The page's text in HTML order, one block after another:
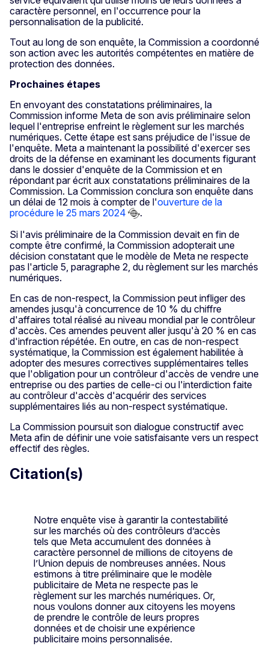
caractère personnel, en l'occurrence pour la
personnalisation de la publicité.
Tout au long de son enquête, la Commission a coordonné
son action avec les autorités compétentes en matière de
protection des données.
Prochaines étapes
En envoyant des constatations préliminaires, la
Commission informe Meta de son avis préliminaire selon
lequel l'entreprise enfreint le règlement sur les marchés
numériques. Cette étape est sans préjudice de l'issue de
l'enquête. Meta a maintenant la possibilité d'exercer ses
droits de la défense en examinant les documents figurant
dans le dossier d'enquête de la Commission et en
répondant par écrit aux constatations préliminaires de la
Commission. La Commission conclura son enquête dans
un délai de 12 mois à compter de l'ouverture de la
procédure le 25 mars 2024
.
Si l'avis préliminaire de la Commission devait en fin de
compte être confirmé, la Commission adopterait une
décision constatant que le modèle de Meta ne respecte
pas l'article 5, paragraphe 2, du règlement sur les marchés
numériques.
En cas de non-respect, la Commission peut infliger des
amendes jusqu'à concurrence de 10 % du chiffre
d'affaires total réalisé au niveau mondial par le contrôleur
d'accès. Ces amendes peuvent aller jusqu'à 20 % en cas
d'infraction répétée. En outre, en cas de non-respect
systématique, la Commission est également habilitée à
adopter des mesures correctives supplémentaires telles
que l'obligation pour un contrôleur d'accès de vendre une
entreprise ou des parties de celle-ci ou l'interdiction faite
au contrôleur d'accès d'acquérir des services
supplémentaires liés au non-respect systématique.
La Commission poursuit son dialogue constructif avec
Meta afin de définir une voie satisfaisante vers un respect
effectif des règles.
Citation(s)
Notre enquête vise à garantir la contestabilité
sur les marchés où des contrôleurs d’accès
tels que Meta accumulent des données à
caractère personnel de millions de citoyens de
l’Union depuis de nombreuses années. Nous
estimons à titre préliminaire que le modèle
publicitaire de Meta ne respecte pas le
règlement sur les marchés numériques. Or,
nous voulons donner aux citoyens les moyens
de prendre le contrôle de leurs propres
données et de choisir une expérience
publicitaire moins personnalisée.